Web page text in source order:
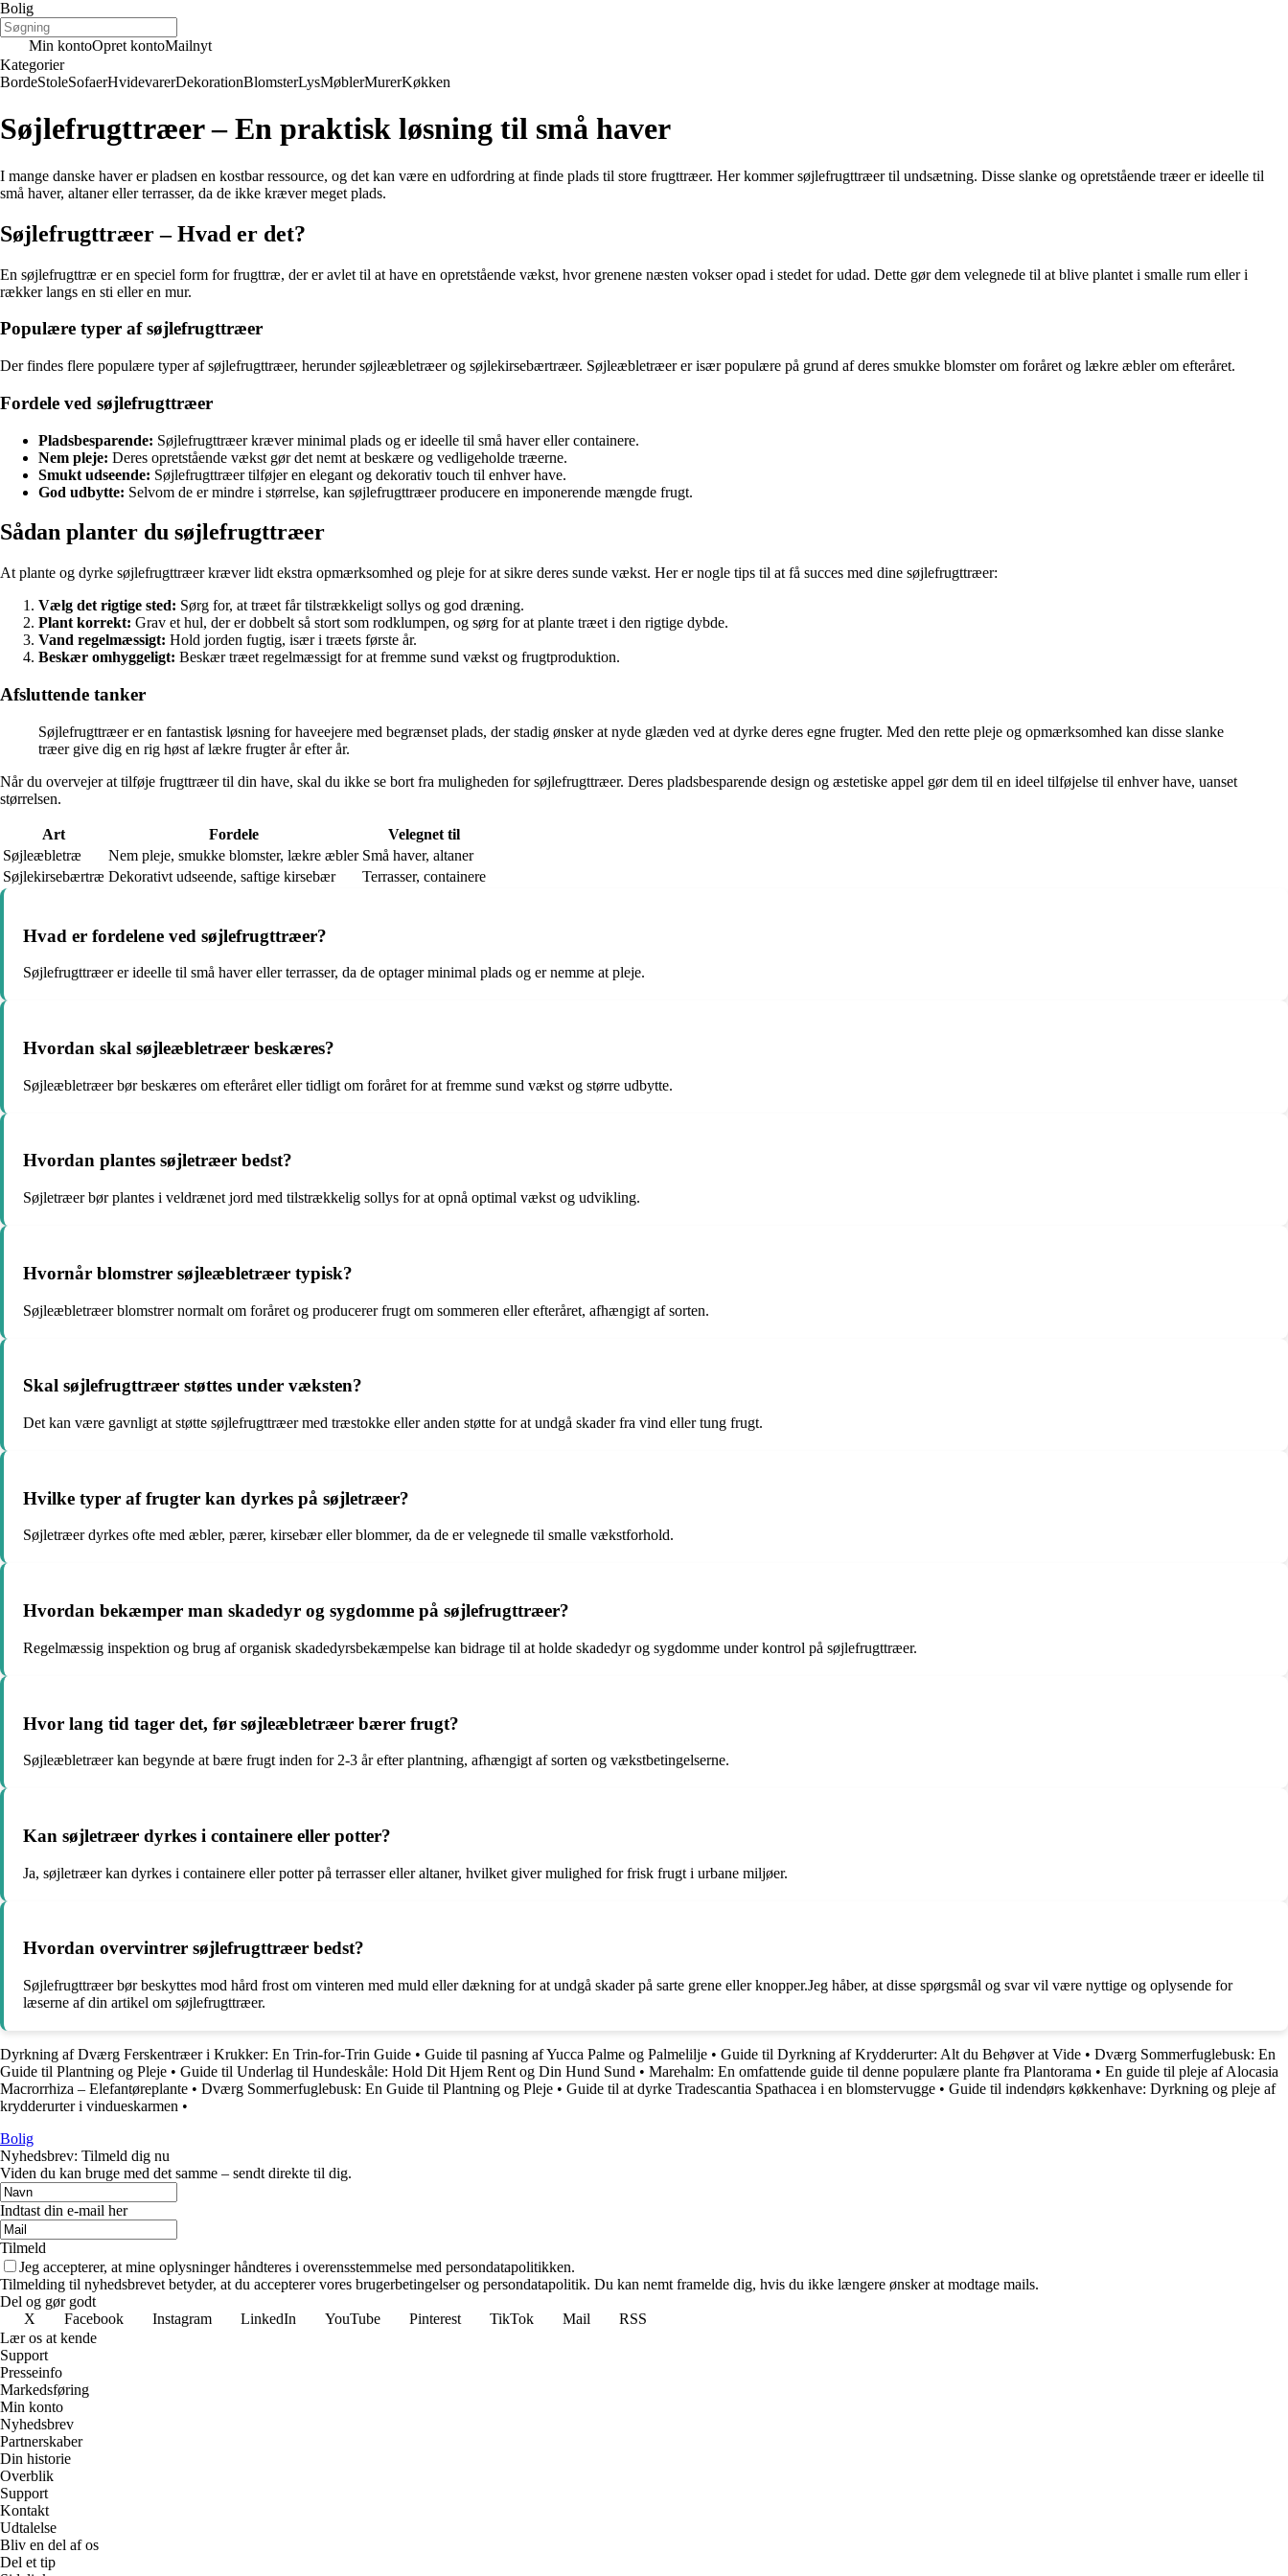
Bolig
Min kontoOpret kontoMailnyt
Kategorier
BordeStoleSofaerHvidevarerDekorationBlomsterLysMøblerMurerKøkken
Søjlefrugttræer – En praktisk løsning til små haver
I mange danske haver er pladsen en kostbar ressource, og det kan være en udfordring at finde plads til store frugttræer. Her kommer søjlefrugttræer til undsætning. Disse slanke og opretstående træer er ideelle til
små haver, altaner eller terrasser, da de ikke kræver meget plads.
Søjlefrugttræer – Hvad er det?
En søjlefrugttræ er en speciel form for frugttræ, der er avlet til at have en opretstående vækst, hvor grenene næsten vokser opad i stedet for udad. Dette gør dem velegnede til at blive plantet i smalle rum eller i
rækker langs en sti eller en mur.
Populære typer af søjlefrugttræer
Der findes flere populære typer af søjlefrugttræer, herunder søjleæbletræer og søjlekirsebærtræer. Søjleæbletræer er især populære på grund af deres smukke blomster om foråret og lækre æbler om efteråret.
Fordele ved søjlefrugttræer
Pladsbesparende: Søjlefrugttræer kræver minimal plads og er ideelle til små haver eller containere.
Nem pleje: Deres opretstående vækst gør det nemt at beskære og vedligeholde træerne.
Smukt udseende: Søjlefrugttræer tilføjer en elegant og dekorativ touch til enhver have.
God udbytte: Selvom de er mindre i størrelse, kan søjlefrugttræer producere en imponerende mængde frugt.
Sådan planter du søjlefrugttræer
At plante og dyrke søjlefrugttræer kræver lidt ekstra opmærksomhed og pleje for at sikre deres sunde vækst. Her er nogle tips til at få succes med dine søjlefrugttræer:
Vælg det rigtige sted: Sørg for, at træet får tilstrækkeligt sollys og god dræning.
Plant korrekt: Grav et hul, der er dobbelt så stort som rodklumpen, og sørg for at plante træet i den rigtige dybde.
Vand regelmæssigt: Hold jorden fugtig, især i træets første år.
Beskær omhyggeligt: Beskær træet regelmæssigt for at fremme sund vækst og frugtproduktion.
Afsluttende tanker
Søjlefrugttræer er en fantastisk løsning for haveejere med begrænset plads, der stadig ønsker at nyde glæden ved at dyrke deres egne frugter. Med den rette pleje og opmærksomhed kan disse slanke
træer give dig en rig høst af lækre frugter år efter år.
Når du overvejer at tilføje frugttræer til din have, skal du ikke se bort fra muligheden for søjlefrugttræer. Deres pladsbesparende design og æstetiske appel gør dem til en ideel tilføjelse til enhver have, uanset
størrelsen.
Art Fordele
Velegnet til
Søjleæbletræ
Nem pleje, smukke blomster, lækre æbler Små haver, altaner
Søjlekirsebærtræ Dekorativt udseende, saftige kirsebær Terrasser, containere
Hvad er fordelene ved søjlefrugttræer?
Søjlefrugttræer er ideelle til små haver eller terrasser, da de optager minimal plads og er nemme at pleje.
Hvordan skal søjleæbletræer beskæres?
Søjleæbletræer bør beskæres om efteråret eller tidligt om foråret for at fremme sund vækst og større udbytte.
Hvordan plantes søjletræer bedst?
Søjletræer bør plantes i veldrænet jord med tilstrækkelig sollys for at opnå optimal vækst og udvikling.
Hvornår blomstrer søjleæbletræer typisk?
Søjleæbletræer blomstrer normalt om foråret og producerer frugt om sommeren eller efteråret, afhængigt af sorten.
Skal søjlefrugttræer støttes under væksten?
Det kan være gavnligt at støtte søjlefrugttræer med træstokke eller anden støtte for at undgå skader fra vind eller tung frugt.
Hvilke typer af frugter kan dyrkes på søjletræer?
Søjletræer dyrkes ofte med æbler, pærer, kirsebær eller blommer, da de er velegnede til smalle vækstforhold.
Hvordan bekæmper man skadedyr og sygdomme på søjlefrugttræer?
Regelmæssig inspektion og brug af organisk skadedyrsbekæmpelse kan bidrage til at holde skadedyr og sygdomme under kontrol på søjlefrugttræer.
Hvor lang tid tager det, før søjleæbletræer bærer frugt?
Søjleæbletræer kan begynde at bære frugt inden for 2-3 år efter plantning, afhængigt af sorten og vækstbetingelserne.
Kan søjletræer dyrkes i containere eller potter?
Ja, søjletræer kan dyrkes i containere eller potter på terrasser eller altaner, hvilket giver mulighed for frisk frugt i urbane miljøer.
Hvordan overvintrer søjlefrugttræer bedst?
Søjlefrugttræer bør beskyttes mod hård frost om vinteren med muld eller dækning for at undgå skader på sarte grene eller knopper.Jeg håber, at disse spørgsmål og svar vil være nyttige og oplysende for
læserne af din artikel om søjlefrugttræer.
Dyrkning af Dværg Ferskentræer i Krukker: En Trin-for-Trin Guide • Guide til pasning af Yucca Palme og Palmelilje • Guide til Dyrkning af Krydderurter: Alt du Behøver at Vide • Dværg Sommerfuglebusk: En
Guide til Plantning og Pleje • Guide til Underlag til Hundeskåle: Hold Dit Hjem Rent og Din Hund Sund • Marehalm: En omfattende guide til denne populære plante fra Plantorama • En guide til pleje af Alocasia
Macrorrhiza – Elefantøreplante • Dværg Sommerfuglebusk: En Guide til Plantning og Pleje • Guide til at dyrke Tradescantia Spathacea i en blomstervugge • Guide til indendørs køkkenhave: Dyrkning og pleje af
krydderurter i vindueskarmen •
Bolig
Nyhedsbrev: Tilmeld dig nu
Viden du kan bruge med det samme – sendt direkte til dig.
Indtast din e-mail her
Tilmeld
Jeg accepterer, at mine oplysninger håndteres i overensstemmelse med persondatapolitikken.
Tilmelding til nyhedsbrevet betyder, at du accepterer vores brugerbetingelser og persondatapolitik. Du kan nemt framelde dig, hvis du ikke længere ønsker at modtage mails.
Del og gør godt
X
Facebook Instagram LinkedIn YouTube Pinterest TikTok Mail
RSS
Lær os at kende
Support
Presseinfo
Markedsføring
Min konto
Nyhedsbrev
Partnerskaber
Din historie
Overblik
Support
Kontakt
Udtalelse
Bliv en del af os
Del et tip